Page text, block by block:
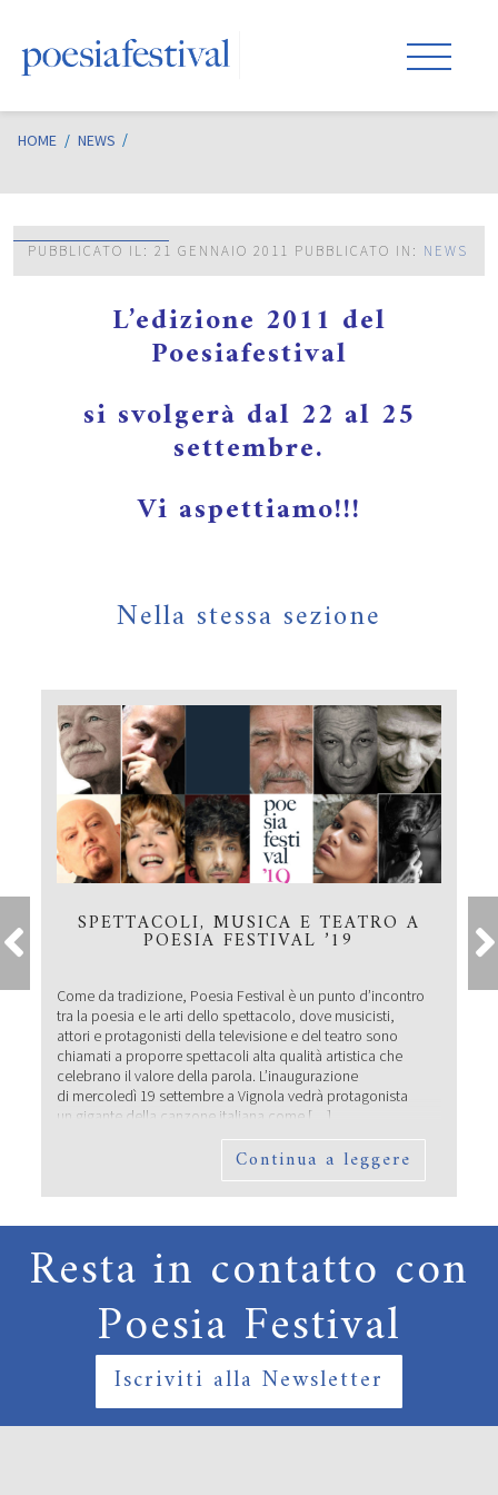
HOME / NEWS
PUBBLICATO IL: 21 GENNAIO 2011 PUBBLICATO IN: NEWS
L’edizione 2011 del
Poesiafestival
si svolgerà dal 22 al 25
settembre.
Vi aspettiamo!!!
Nella stessa sezione
SPETTACOLI, MUSICA E TEATRO A
POESIA FESTIVAL ’19
Come da tradizione, Poesia Festival è un punto d’incontro
tra la poesia e le arti dello spettacolo, dove musicisti,
attori e protagonisti della televisione e del teatro sono
chiamati a proporre spettacoli alta qualità artistica che
celebrano il valore della parola. L’inaugurazione
di mercoledì 19 settembre a Vignola vedrà protagonista
un gigante della canzone italiana come […]
Continua a leggere
Resta in contatto con
Poesia Festival
Iscriviti alla Newsletter